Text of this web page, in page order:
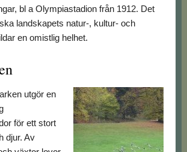
bl a Olympiastadion från 1912. Det
landskapets natur-, kultur- och
en omistlig helhet.
utgör en
för ett stort
djur. Av